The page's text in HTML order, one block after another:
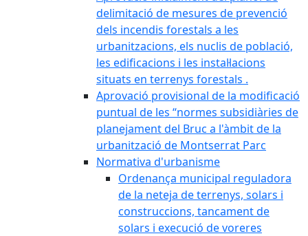
delimitació de mesures de prevenció
dels incendis forestals a les
urbanitzacions, els nuclis de població,
les edificacions i les instal·lacions
situats en terrenys forestals .
Aprovació provisional de la modificació
puntual de les “normes subsidiàries de
planejament del Bruc a l'àmbit de la
urbanització de Montserrat Parc
Normativa d'urbanisme
Ordenança municipal reguladora
de la neteja de terrenys, solars i
construccions, tancament de
solars i execució de voreres